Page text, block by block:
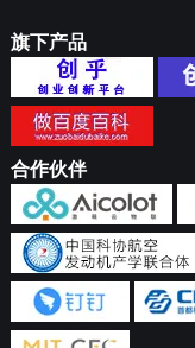
旗下产品
合作伙伴